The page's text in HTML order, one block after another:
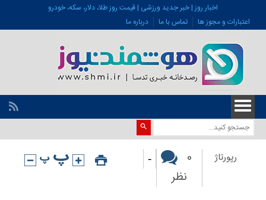
اخبار روز | خبر جدید ورزشی | قیمت روز طلا، دلار، سکه، خودرو
اعتبارات و مجوز ها
تماس با ما درباره ما
رپورتاژ
0
نظر
-